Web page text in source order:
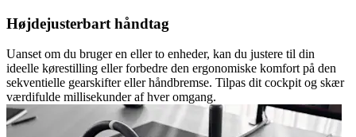
Højdejusterbart håndtag
Uanset om du bruger en eller to enheder, kan du justere til din
ideelle kørestilling eller forbedre den ergonomiske komfort på den
sekventielle gearskifter eller håndbremse. Tilpas dit cockpit og skær
værdifulde millisekunder af hver omgang.